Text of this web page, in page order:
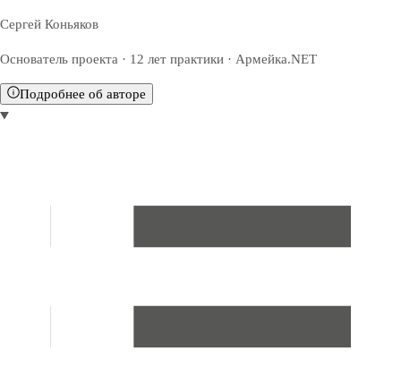
Сергей Коньяков
Основатель проекта · 12 лет практики · Армейка.NET
Подробнее об авторе